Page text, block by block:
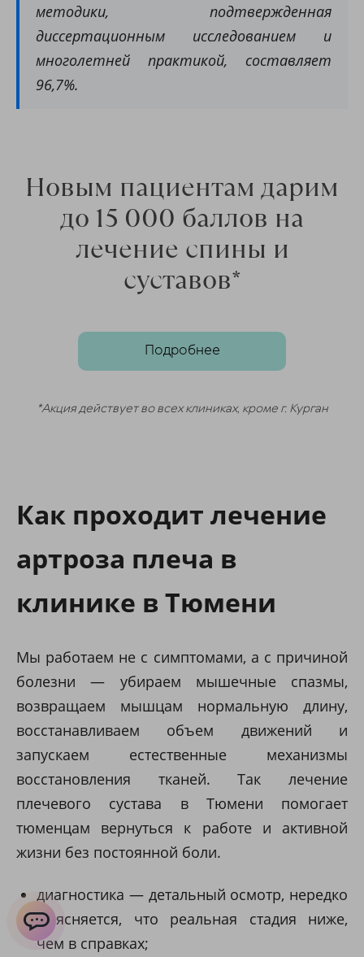
методики, подтвержденная
диссертационным исследованием и
многолетней практикой, составляет
96,7%.
Новым пациентам дарим
до 15 000 баллов на
лечение спины и
суставов*
Подробнее
*Акция действует во всех клиниках, кроме г. Курган
Как проходит лечение
артроза плеча в
клинике в Тюмени
Мы работаем не с симптомами, а с причиной
болезни — убираем мышечные спазмы,
возвращаем мышцам нормальную длину,
восстанавливаем объем движений и
запускаем естественные механизмы
восстановления тканей. Так лечение
плечевого сустава в Тюмени помогает
тюменцам вернуться к работе и активной
жизни без постоянной боли.
диагностика — детальный осмотр, нередко
выясняется, что реальная стадия ниже,
чем в справках;
Мессенджеры
Свяжитесь с нами через любой удобный
мессенджер!
Telegram Max